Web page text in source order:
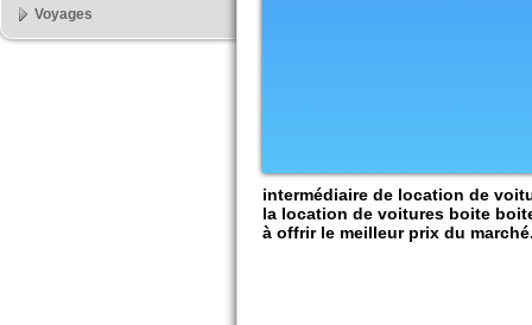
intermédiaire de location de
la location de voitures boite
à offrir le meilleur prix du
Voyages